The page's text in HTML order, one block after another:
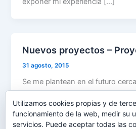
Nuevos proyectos –
31 agosto, 2015
Se me plantean en el futuro
profesionales. Profesionalmente
nueve
Utilizamos cookies propias y de
funcionamiento de la web, medir su
servicios. Puede aceptar todas las